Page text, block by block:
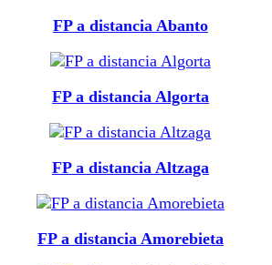
FP a distancia Abanto
FP a distancia Algorta
FP a distancia Altzaga
FP a distancia Amorebieta